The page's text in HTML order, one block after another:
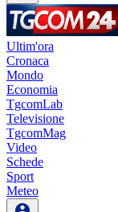
Ultim'ora
Cronaca
Mondo
Economia
TgcomLab
Televisione
TgcomMag
Video
Schede
Sport
Meteo